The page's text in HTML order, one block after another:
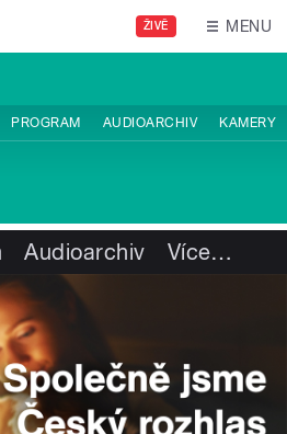
ŽIVĚ MENU
PROGRAM AUDIOARCHIV KAMERY
Audioarchiv Více…